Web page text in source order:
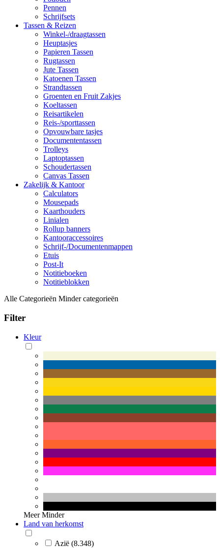
Pennen
Schrijfsets
Tassen & Reizen
Winkel-/draagtassen
Heuptasjes
Papieren Tassen
Rugtassen
Jute Tassen
Katoenen Tassen
Strandtassen
Groenten en Fruit Zakjes
Koeltassen
Reisartikelen
Reis-/sporttassen
Opvouwbare tasjes
Documententassen
Trolleys
Laptoptassen
Schoudertassen
Canvas Tassen
Zakelijk & Kantoor
Calculators
Mousepads
Kaarthouders
Linialen
Rollup banners
Kantooraccessoires
Schrijf-/Documentenmappen
Etuis
Post-It
Notitieboeken
Notitieblokken
Alle Categorieën Minder categorieën
Filter
Kleur
Meer Minder
Land van herkomst
Azië (8.348)